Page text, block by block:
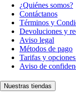
¿Quiénes somos?
Contáctanos
Términos y
Devoluciones y
Aviso legal
Métodos de pago
Tarifas y
Aviso de
Nuestras tiendas